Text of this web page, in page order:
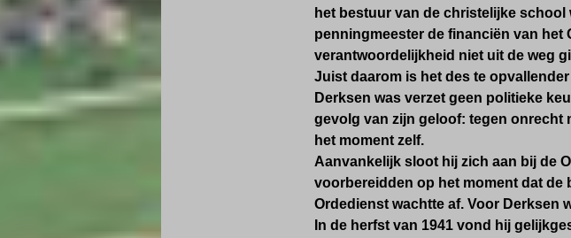
het bestuur van de christelijke
penningmeester de financiën van het
verantwoordelijkheid niet uit de weg
Juist daarom is het des te
Derksen was verzet geen politieke
gevolg van zijn geloof: tegen onrecht
het moment zelf.
Aanvankelijk sloot hij zich aan bij de
voorbereidden op het moment dat de
Ordedienst wachtte af. Voor Derksen
In de herfst van 1941 vond hij